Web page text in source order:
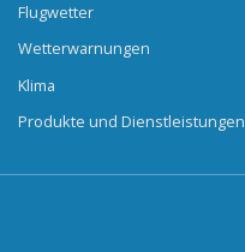
Flugwetter
Wetterwarnungen
Klima
Produkte und Dienstleistungen